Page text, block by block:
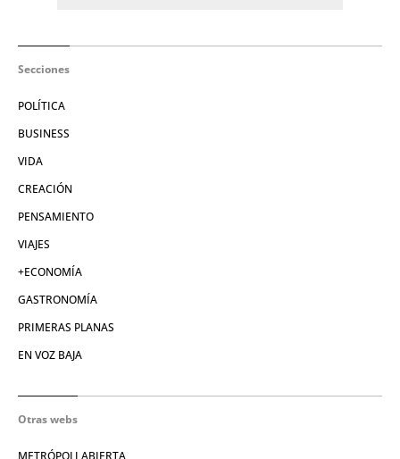
Secciones
POLÍTICA
BUSINESS
VIDA
CREACIÓN
PENSAMIENTO
VIAJES
+ECONOMÍA
GASTRONOMÍA
PRIMERAS PLANAS
EN VOZ BAJA
Otras webs
METRÓPOLI ABIERTA